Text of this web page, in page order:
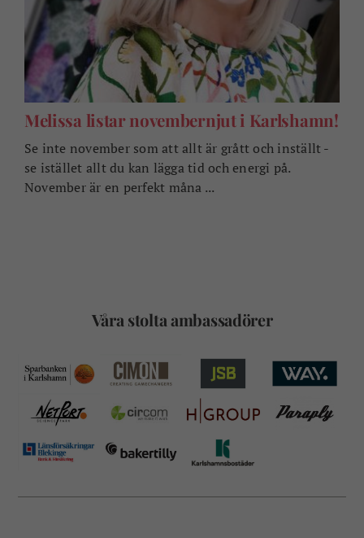
Melissa listar novembernjut i Karlshamn!
Se inte november som att allt är grått och inställt -
se istället allt du kan lägga tid och energi på.
November är en perfekt måna ...
Våra stolta ambassadörer